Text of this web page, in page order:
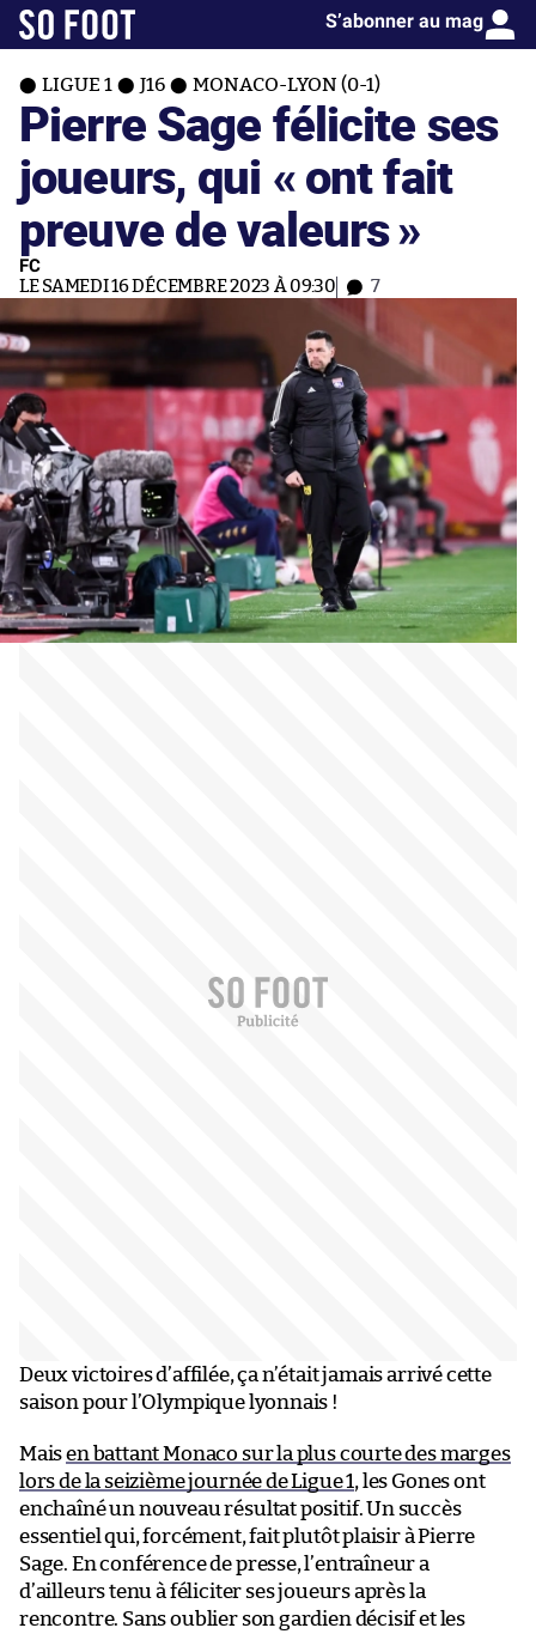
S’abonner au mag
LIGUE 1 J16 MONACO-LYON (0-1)
Pierre Sage félicite ses
joueurs, qui « ont fait
preuve de valeurs »
FC
LE SAMEDI 16 DÉCEMBRE 2023 À 09:30 7
Deux victoires d’affilée, ça n’était jamais arrivé cette
saison pour l’Olympique lyonnais !
Maisen battant Monaco sur la plus courte des marges
lors de la seizième journée de Ligue 1, les Gones ont
enchaîné un nouveau résultat positif. Un succès
essentiel qui, forcément, fait plutôt plaisir à Pierre
Sage. En conférence de presse, l’entraîneur a
d’ailleurs tenu à féliciter ses joueurs après la
rencontre. Sans oublier son gardien décisif et les